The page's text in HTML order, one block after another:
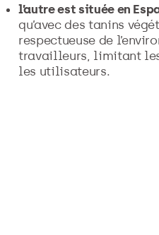
l’autre est située en
qu’avec des tanins
respectueuse de
travailleurs, limitant
les utilisateurs.